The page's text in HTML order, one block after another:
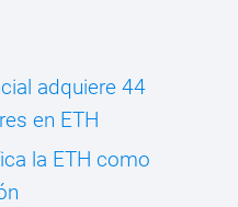
adquiere 44
en ETH
la ETH como